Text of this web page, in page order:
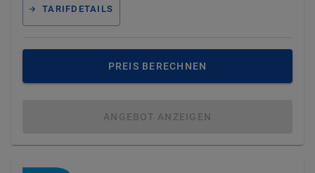
TARIFDETAILS
PREIS BERECHNEN
ANGEBOT ANZEIGEN